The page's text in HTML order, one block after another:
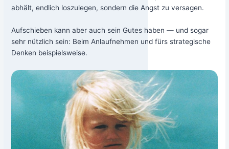
abhält, end­lich los­zu­le­gen, son­dern die Angst zu ver­sa­gen.
Auf­schie­ben kann aber auch sein Gutes haben — und sogar
sehr nütz­lich sein: Beim Anlauf­neh­men und fürs stra­te­gi­sche
Den­ken beispielsweise.